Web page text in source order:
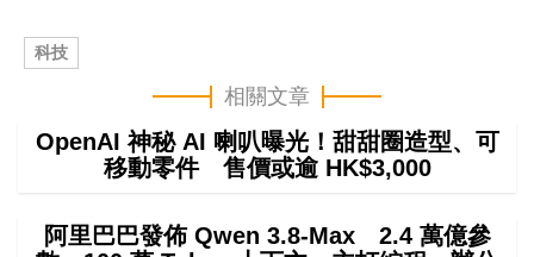
科技
相關文章
OpenAI 神秘 AI 喇叭曝光！甜甜圈造型、可
移動零件 售價或逾 HK$3,000
阿里巴巴發佈 Qwen 3.8-Max 2.4 萬億參